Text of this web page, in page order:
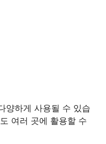
양하게 사용될 수 있습
여러 곳에 활용할 수